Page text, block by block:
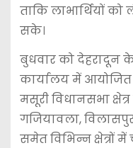
ताकि लाभार्थियों
सके।
बुधवार को देहरादून
कार्यालय में
मसूरी विधानसभा
गजियावला,
समेत विभिन्न क्षेत्रों